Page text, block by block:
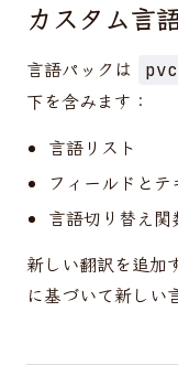
カスタム言
言語パックは
下を含みます：
言語リスト
フィールドと
言語切り替え関
新しい翻訳を追加
に基づいて新しい